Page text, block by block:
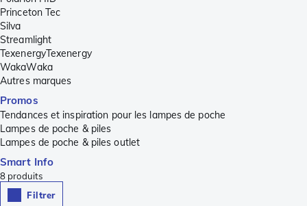
Princeton Tec
Silva
Streamlight
TexenergyTexenergy
WakaWaka
Autres marques
Promos
Tendances et inspiration pour les lampes de poche
Lampes de poche & piles
Lampes de poche & piles outlet
Smart Info
8 produits
Filtrer